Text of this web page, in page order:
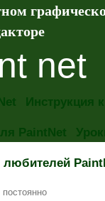
Инструкция
PaintNet
любителей